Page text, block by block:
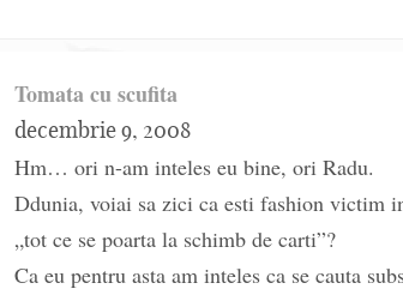
Tomata cu scufita
decembrie 9, 2008
Hm… ori n-am inteles eu bine, ori Radu.
Ddunia, voiai sa zici ca esti fashion victim
„tot ce se poarta la schimb de carti”?
Ca eu pentru asta am inteles ca se cauta